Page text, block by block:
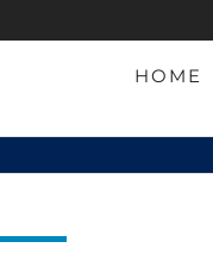
HOME